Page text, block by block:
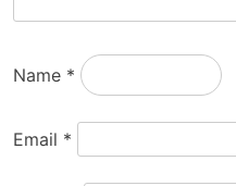
Name *
Email *